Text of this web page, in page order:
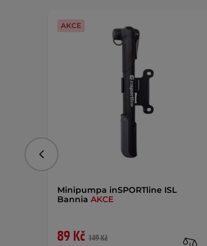
Minipumpa inSPORTline ISL
Bannia AKCE
89 Kč 149 Kč
AKCE
Předchozí